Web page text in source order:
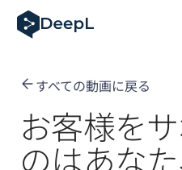
AIエージェント向けDeepL
DeepL Translation Flow：
Translation Flowのご紹介
DeepLにおける翻訳品質評
高品質なテキスト翻訳か
Building an instantly
すべての動画に戻る
お客様を
のはあな